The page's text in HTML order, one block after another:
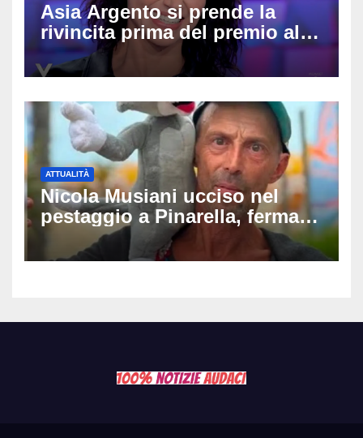
Asia Argento si prende la
rivincita prima del premio alla
carriera: «Mi chiamano
raccomandata e cagna»
ATTUALITÀ
Nicola Musiani ucciso nel
pestaggio a Pinarella, fermati
quattro giovani: la svolta
dopo video, intercettazioni e